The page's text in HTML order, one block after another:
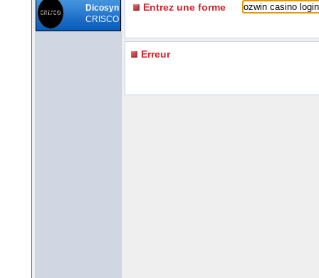
Dicosyn
CRISCO
Entrez une forme
Erreur